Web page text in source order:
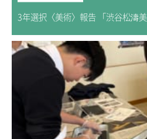
3年選択〈美術〉報告 「渋谷松濤